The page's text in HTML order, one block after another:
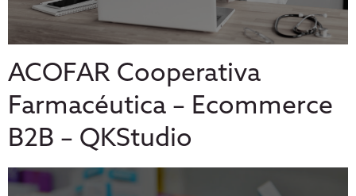
ACOFAR Cooperativa
Farmacéutica – Ecommerce
B2B – QKStudio